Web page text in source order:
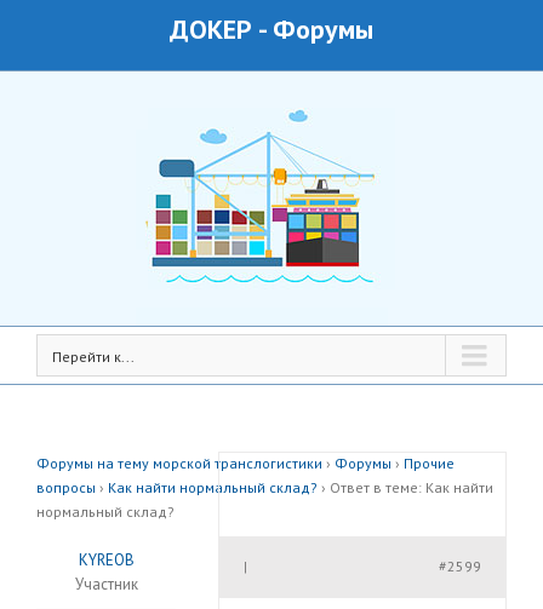
ДОКЕР - Форумы
Перейти к...
Форумы на тему морской транслогистики › Форумы › Прочие
вопросы › Как найти нормальный склад? › Ответ в теме: Как найти
нормальный склад?
KYREOB
Участник
#2599
|